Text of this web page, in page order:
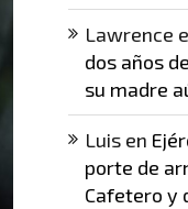
Lawrence
dos años
su madre
Luisen
porte de
Cafetero y